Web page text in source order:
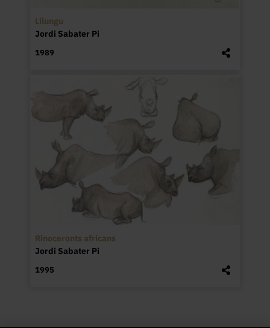
Lilungu
Jordi Sabater Pi
1989
Rinoceronts africans
Jordi Sabater Pi
1995